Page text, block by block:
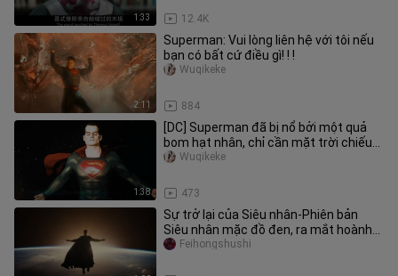
1:33 12.4K
2:11
Superman: Vui lòng liên hệ với tôi nếu
bạn có bất cứ điều gì! ! !
884
Wuqikeke
1:38
[DC] Superman đã bị nổ bởi một quả
bom hạt nhân, chỉ cần mặt trời chiếu
sáng!
473
Wuqikeke
Sự trở lại của Siêu nhân-Phiên bản
Siêu nhân mặc đồ đen, ra mắt hoành
trángFeihongshushi